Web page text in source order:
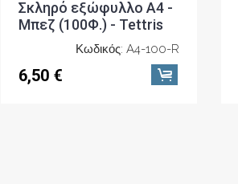
Σκληρό εξώφυλλο A4 -
Μπεζ (100Φ.) - Tettris
Κωδικός: A4-100-R
6,50 €